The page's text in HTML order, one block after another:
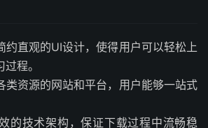
约直观的UI设计，使得用户可以轻松上
程。
类资源的网站和平台，用户能够一站式
的技术架构，保证下载过程中流畅稳